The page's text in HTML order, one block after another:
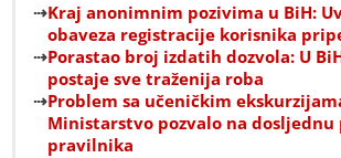
Kraj anonimnim pozivima u BiH:
obaveza registracije korisnika
Porastao broj izdatih dozvola: U
postaje sve traženija roba
Problem sa učeničkim
Ministarstvo pozvalo na
pravilnika